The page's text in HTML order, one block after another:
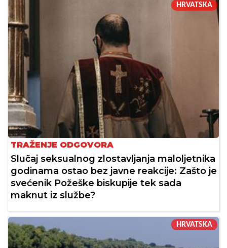
HRVATSKA
TRAŽENJE ODGOVORA
Slučaj seksualnog zlostavljanja maloljetnika
godinama ostao bez javne reakcije: Zašto je
svećenik Požeške biskupije tek sada
maknut iz službe?
HRVATSKA